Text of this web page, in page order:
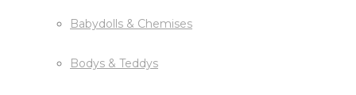
Babydolls & Chemises
Bodys & Teddys